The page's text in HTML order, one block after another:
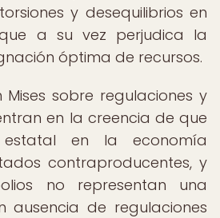
y desequilibrios en
a su vez perjudica la
óptima de recursos.
sobre regulaciones y
en la creencia de que
estatal en la economía
contraproducentes, y
no representan una
ausencia de regulaciones